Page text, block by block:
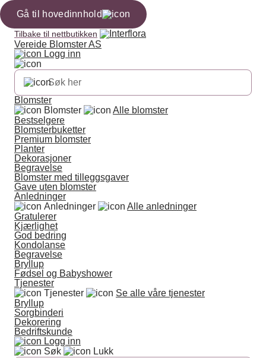
Gå til hovedinnhold
Tilbake til nettbutikken
Vereide Blomster AS
Logg inn
Blomster
Blomster
Alle blomster
Bestselgere
Blomsterbuketter
Premium blomster
Planter
Dekorasjoner
Begravelse
Blomster med tilleggsgaver
Gave uten blomster
Anledninger
Anledninger
Alle anledninger
Gratulerer
Kjærlighet
God bedring
Kondolanse
Begravelse
Bryllup
Fødsel og Babyshower
Tjenester
Tjenester
Se alle våre tjenester
Bryllup
Sorgbinderi
Dekorering
Bedriftskunde
Logg inn
Søk
Lukk